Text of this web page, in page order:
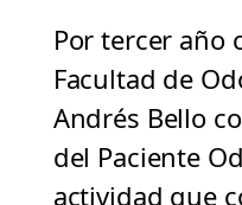
Por tercer año
Facultad de
Andrés Bello
del Paciente
actividad que